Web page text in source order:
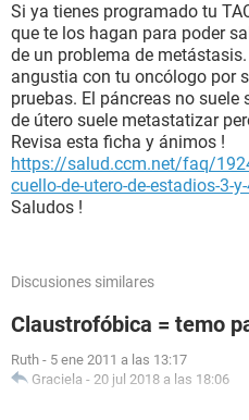
Si ya tienes programado tu
que te los hagan para poder
de un problema de
angustia con tu oncólogo por
pruebas. El páncreas no suele
de útero suele metastatizar
Revisa esta ficha y ánimos !
https://salud.ccm.net/faq/
cuello-de-utero-de-estadios-3-
Saludos !
Discusiones similares
Claustrofóbica = temo
Ruth - 5 ene 2011 a las 13:17
Graciela - 20 jul 2018 a las 18:06